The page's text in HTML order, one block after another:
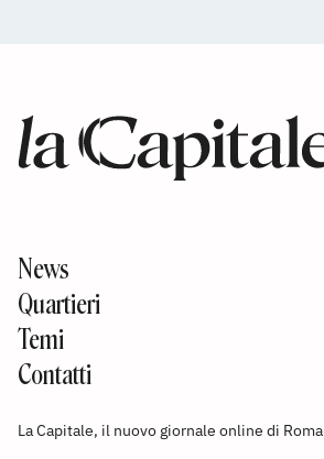
News
Quartieri
Temi
Contatti
La Capitale, il nuovo giornale online di Roma